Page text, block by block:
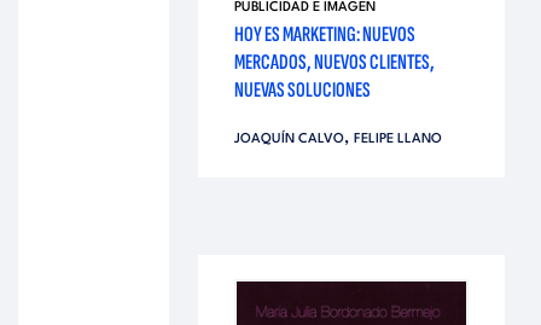
PUBLICIDAD E IMAGEN
HOY ES MARKETING: NUEVOS
MERCADOS, NUEVOS CLIENTES,
NUEVAS SOLUCIONES
JOAQUÍN CALVO, FELIPE LLANO